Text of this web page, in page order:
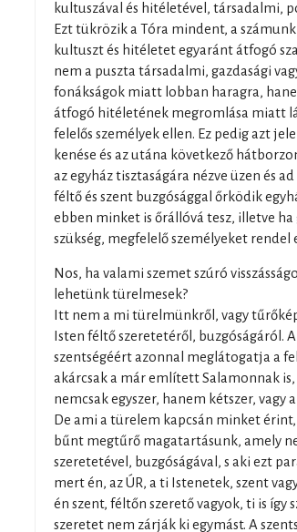
kultuszával és hitéletével, társadalmi,
Ezt tükrözik a Tóra mindent, a
kultuszt és hitéletet egyaránt átfogó
nem a puszta társadalmi, gazdasági
fonákságok miatt lobban haragra,
átfogó hitéletének megromlása miatt
felelős személyek ellen. Ez pedig azt
kenése és az utána következő
az egyház tisztaságára nézve üzen és
féltő és szent buzgósággal őrködik
ebben minket is őrállóvá tesz, illetve ha
szükség, megfelelő személyeket rendel
Nos, ha valami szemet szúró
lehetünk türelmesek?
Itt nem a mi türelmünkről, vagy
Isten féltő szeretetéről, buzgóságáról.
szentségéért azonnal meglátogatja a
akárcsak a már említett Salamonnak
nemcsak egyszer, hanem kétszer, vagy
De ami a türelem kapcsán minket
bűnt megtűrő magatartásunk, amely
szeretetével, buzgóságával, s aki ezt
mert én, az ÚR, a ti Istenetek, szent
én szent, féltőn szerető vagyok, ti is így
szeretet nem zárják ki egymást. A